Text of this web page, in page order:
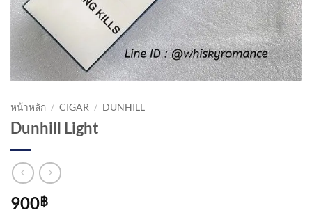
หน้าหลัก / CIGAR / DUNHILL
Dunhill Light
900฿